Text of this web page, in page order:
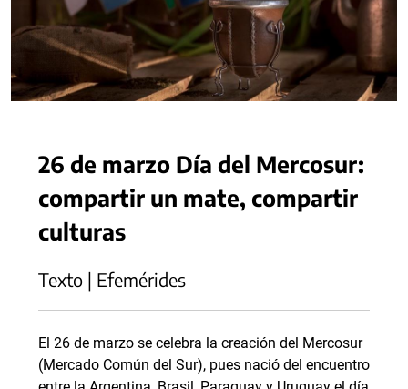
26 de marzo Día del Mercosur:
compartir un mate, compartir
culturas
Texto | Efemérides
El 26 de marzo se celebra la creación del Mercosur
(Mercado Común del Sur), pues nació del encuentro